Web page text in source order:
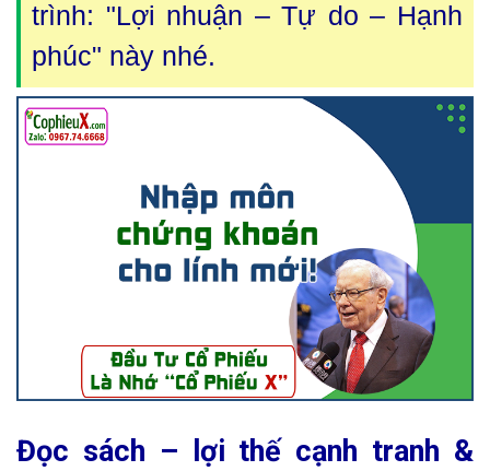
trình: "Lợi nhuận – Tự do – Hạnh
phúc" này nhé.
Đọc sách – lợi thế cạnh tranh &